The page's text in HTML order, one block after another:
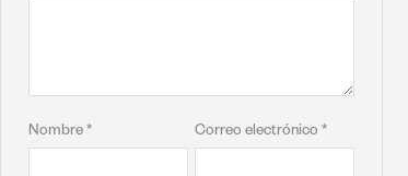
Nombre * Correo electrónico *